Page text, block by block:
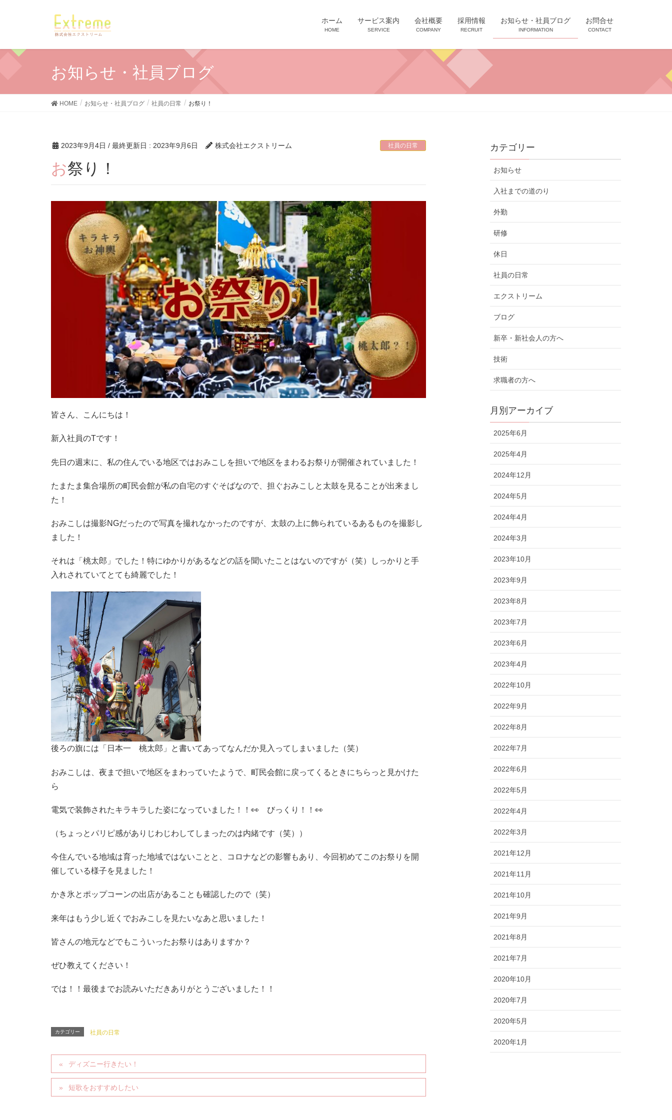
ホーム
HOME
サービス案内
SERVICE
会社概要
COMPANY
採用情報
RECRUIT
お知らせ・社員ブログ
INFORMATION
お問合せ
CONTACT
お知らせ・社員ブログ
HOME お知らせ・社員ブログ 社員の日常 お祭り！
2023年9月4日 / 最終更新日 : 2023年9月6日 株式会社エクストリーム 社員の日常
お祭り！
皆さん、こんにちは！
新入社員のTです！
先日の週末に、私の住んでいる地区ではおみこしを担いで地区をまわるお祭りが開催されていました！
たまたま集合場所の町民会館が私の自宅のすぐそばなので、担ぐおみこしと太鼓を見ることが出来まし
た！
おみこしは撮影NGだったので写真を撮れなかったのですが、太鼓の上に飾られているあるものを撮影し
ました！
それは「桃太郎」でした！特にゆかりがあるなどの話を聞いたことはないのですが（笑）しっかりと手
入れされていてとても綺麗でした！
後ろの旗には「日本一 桃太郎」と書いてあってなんだか見入ってしまいました（笑）
おみこしは、夜まで担いで地区をまわっていたようで、町民会館に戻ってくるときにちらっと見かけた
ら
電気で装飾されたキラキラした姿になっていました！！👀 びっくり！！👀
（ちょっとパリピ感がありじわじわしてしまったのは内緒です（笑））
今住んでいる地域は育った地域ではないことと、コロナなどの影響もあり、今回初めてこのお祭りを開
催している様子を見ました！
かき氷とポップコーンの出店があることも確認したので（笑）
来年はもう少し近くでおみこしを見たいなあと思いました！
皆さんの地元などでもこういったお祭りはありますか？
ぜひ教えてください！
では！！最後までお読みいただきありがとうございました！！
カテゴリー 社員の日常
ディズニー行きたい！
短歌をおすすめしたい
カテゴリー
お知らせ
入社までの道のり
外勤
研修
休日
社員の日常
エクストリーム
ブログ
新卒・新社会人の方へ
技術
求職者の方へ
月別アーカイブ
2025年6月
2025年4月
2024年12月
2024年5月
2024年4月
2024年3月
2023年10月
2023年9月
2023年8月
2023年7月
2023年6月
2023年4月
2022年10月
2022年9月
2022年8月
2022年7月
2022年6月
2022年5月
2022年4月
2022年3月
2021年12月
2021年11月
2021年10月
2021年9月
2021年8月
2021年7月
2020年10月
2020年7月
2020年5月
2020年1月